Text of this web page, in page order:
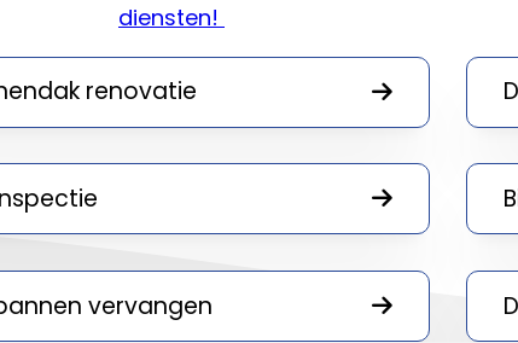
diensten!
renovatie
vervangen